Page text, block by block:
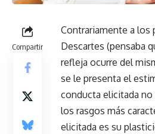
Compartir
Contrariamente a los
Descartes (pensaba
refleja ocurre del
se le presenta el
conducta elicitada
los rasgos más
elicitada es su